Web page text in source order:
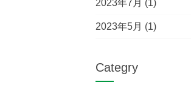
2023年7月 (1)
2023年5月 (1)
Categry